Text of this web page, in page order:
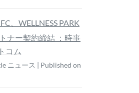
、WELLNESS PARK
ナー契約締結 ：時事
コム
ニュース
Published on